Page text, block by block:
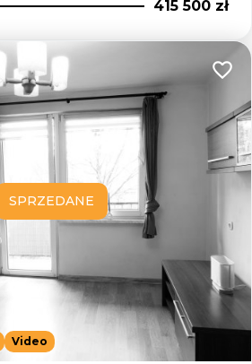
415 500 zł
Video
SPRZEDANE